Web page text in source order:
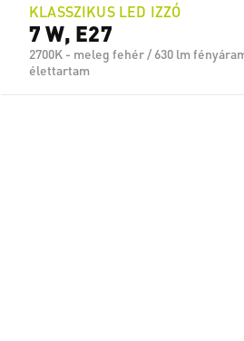
KLASSZIKUS LED IZZÓ
7 W, E27
2700K - meleg fehér / 630 lm
élettartam